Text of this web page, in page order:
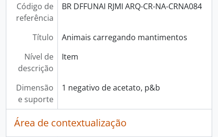
Código de
referência
BR DFFUNAI RJMI ARQ-CR-NA-CRNA084
Título
Animais carregando mantimentos
Nível de
descrição
Item
Dimensão
e suporte
1 negativo de acetato, p&b
Área de contextualização